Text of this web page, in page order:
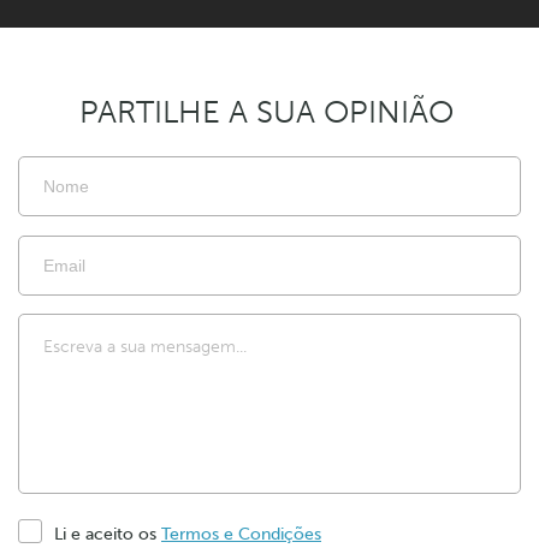
PARTILHE A SUA OPINIÃO
Li e aceito os Termos e Condições